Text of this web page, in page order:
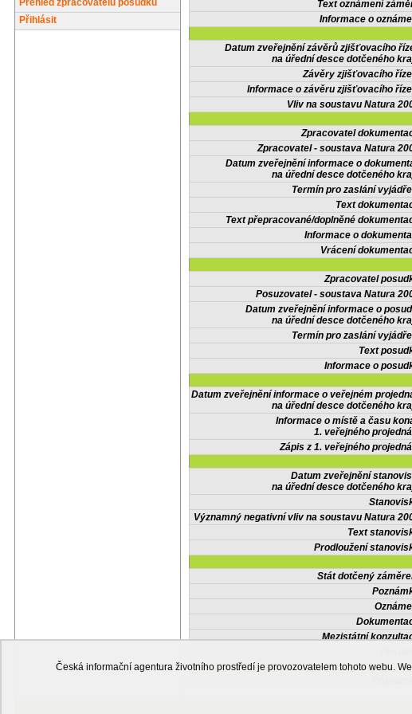
Přehled zpracovatelů posudků
Přihlásit
Text oznámení
Informace o
Datum zveřejnění závěrů zjišťovacího
na úřední desce dotčeného
Závěry zjišťovacího
Informace o závěru zjišťovacího
Vliv na soustavu Natura
Zpracovatel
Zpracovatel - soustava Natura
Datum zveřejnění informace o
na úřední desce dotčeného
Termín pro zaslání
Text
Text přepracované/doplněné
Informace o
Vrácení
Zpracovatel
Posuzovatel - soustava Natura
Datum zveřejnění informace o
na úřední desce dotčeného
Termín pro zaslání
Text
Informace o
Datum zveřejnění informace o veřejném
na úřední desce dotčeného
Informace o místě a času
1. veřejného
Zápis z 1. veřejného
Datum zveřejnění
na úřední desce dotčeného
Významný negativní vliv na soustavu Natura
Text
Prodloužení
Stát dotčený
Mezistátní
Česká informační agentura životního prostředí je provozovatelem tohoto webu.